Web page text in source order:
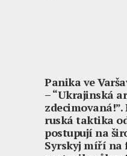
Panika ve
– “Ukrajinská
ruská taktika
postupují na
Syrskyj míří na